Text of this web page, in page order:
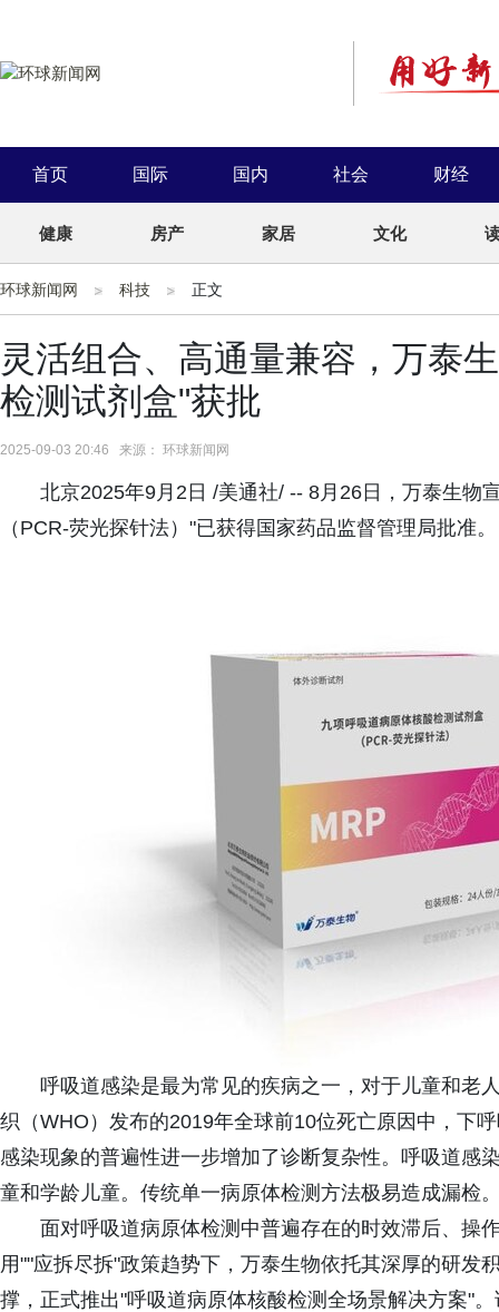
首页 国际 国内 社会 财经
健康 房产 家居 文化
环球新闻网 科技 正文
灵活组合、高通量兼容，万泰
检测试剂盒"获批
2025-09-03 20:46 来源： 环球新闻网
北京2025年9月2日 /美通社/ -- 8月26日，万泰生物
（PCR-荧光探针法）"已获得国家药品监督管理局批准。
呼吸道感染是最为常见的疾病之一，对于儿童和老
织（WHO）发布的2019年全球前10位死亡原因中，下
感染现象的普遍性进一步增加了诊断复杂性。呼吸道感
童和学龄儿童。传统单一病原体检测方法极易造成漏检
面对呼吸道病原体检测中普遍存在的时效滞后、操
用""应拆尽拆"政策趋势下，万泰生物依托其深厚的研
撑，正式推出"呼吸道病原体核酸检测全场景解决方案"